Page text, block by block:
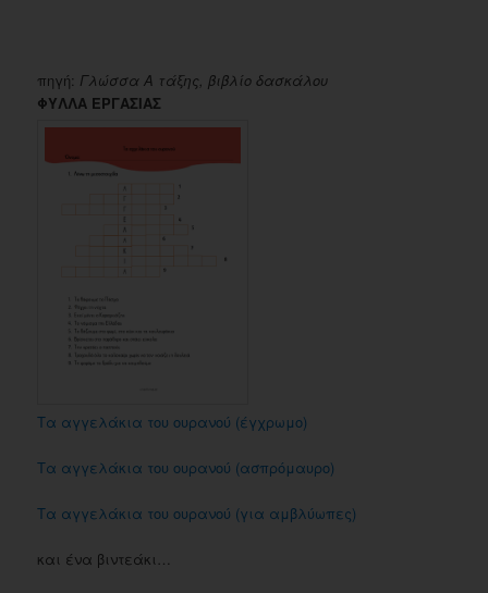
πηγή: Γλώσσα Α τάξης, βιβλίο δασκάλου
ΦΥΛΛΑ ΕΡΓΑΣΙΑΣ
Τα αγγελάκια του ουρανού (έγχρωμο)
Τα αγγελάκια του ουρανού (ασπρόμαυρο)
Τα αγγελάκια του ουρανού (για αμβλύωπες)
και ένα βιντεάκι…